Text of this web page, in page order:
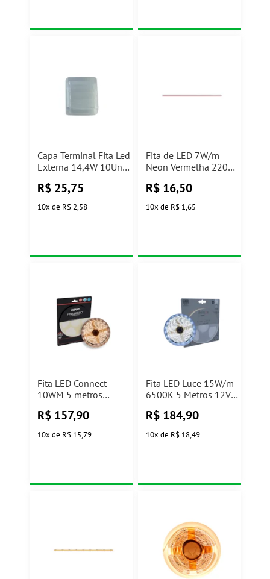
Capa Terminal Fita Led
Externa 14,4W 10Und
R$ 25,75
10x de R$ 2,58
Fita de LED 7W/m
Neon Vermelha 220V
R$ 16,50
10x de R$ 1,65
Fita LED Connect
10WM 5 metros
R$ 157,90
10x de R$ 15,79
Fita LED Luce 15W/m
6500K 5 Metros 12V
R$ 184,90
10x de R$ 18,49